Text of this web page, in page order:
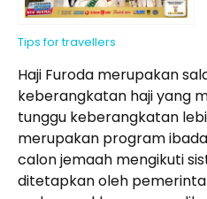
Tips for travellers
Haji Furoda merupakan
keberangkatan haji yang
tunggu keberangkatan
merupakan program
calon jemaah mengikuti
ditetapkan oleh